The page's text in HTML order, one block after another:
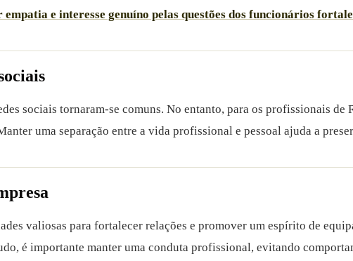
e interesse genuíno pelas questões dos funcionários
sociais tornaram-se comuns. No entanto, para os profissionais
uma separação entre a vida profissional e pessoal ajuda a
valiosas para fortalecer relações e promover um espírito de
é importante manter uma conduta profissional, evitando